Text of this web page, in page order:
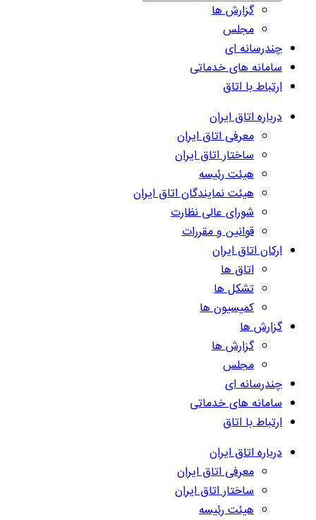
گزارش ها
مجلس
چندرسانه ای
سامانه های خدماتی
ارتباط با اتاق
درباره اتاق ایران
معرفی اتاق ایران
ساختار اتاق ایران
هیئت رئیسه
هیئت نمایندگان اتاق ایران
شورای عالی نظارت
قوانین و مقررات
ارکان اتاق ایران
اتاق ها
تشکل ها
کمیسیون ها
گزارش ها
گزارش ها
مجلس
چندرسانه ای
سامانه های خدماتی
ارتباط با اتاق
درباره اتاق ایران
معرفی اتاق ایران
ساختار اتاق ایران
هیئت رئیسه